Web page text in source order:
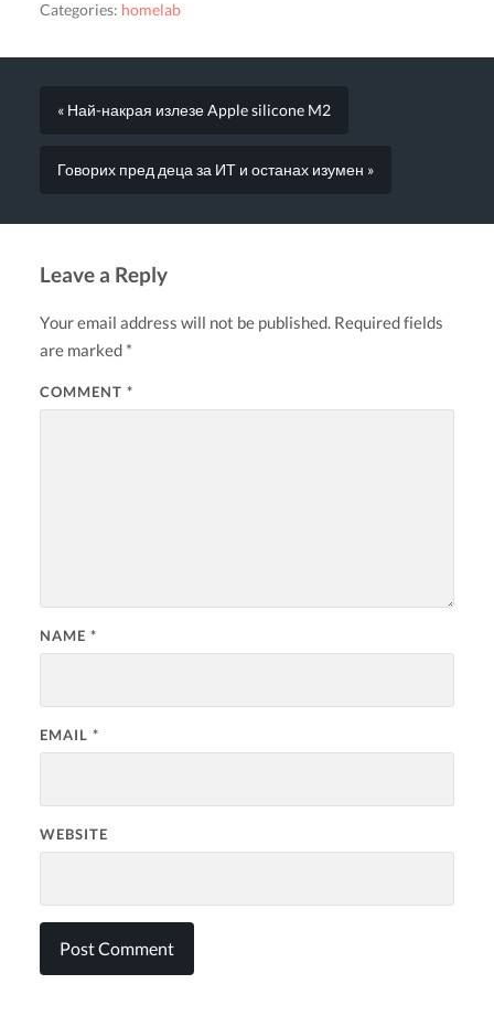
Categories: homelab
« Най-накрая излезе Apple silicone M2
Говорих пред деца за ИТ и останах изумен »
Leave a Reply
Your email address will not be published. Required fields
are marked *
COMMENT *
NAME *
EMAIL *
WEBSITE